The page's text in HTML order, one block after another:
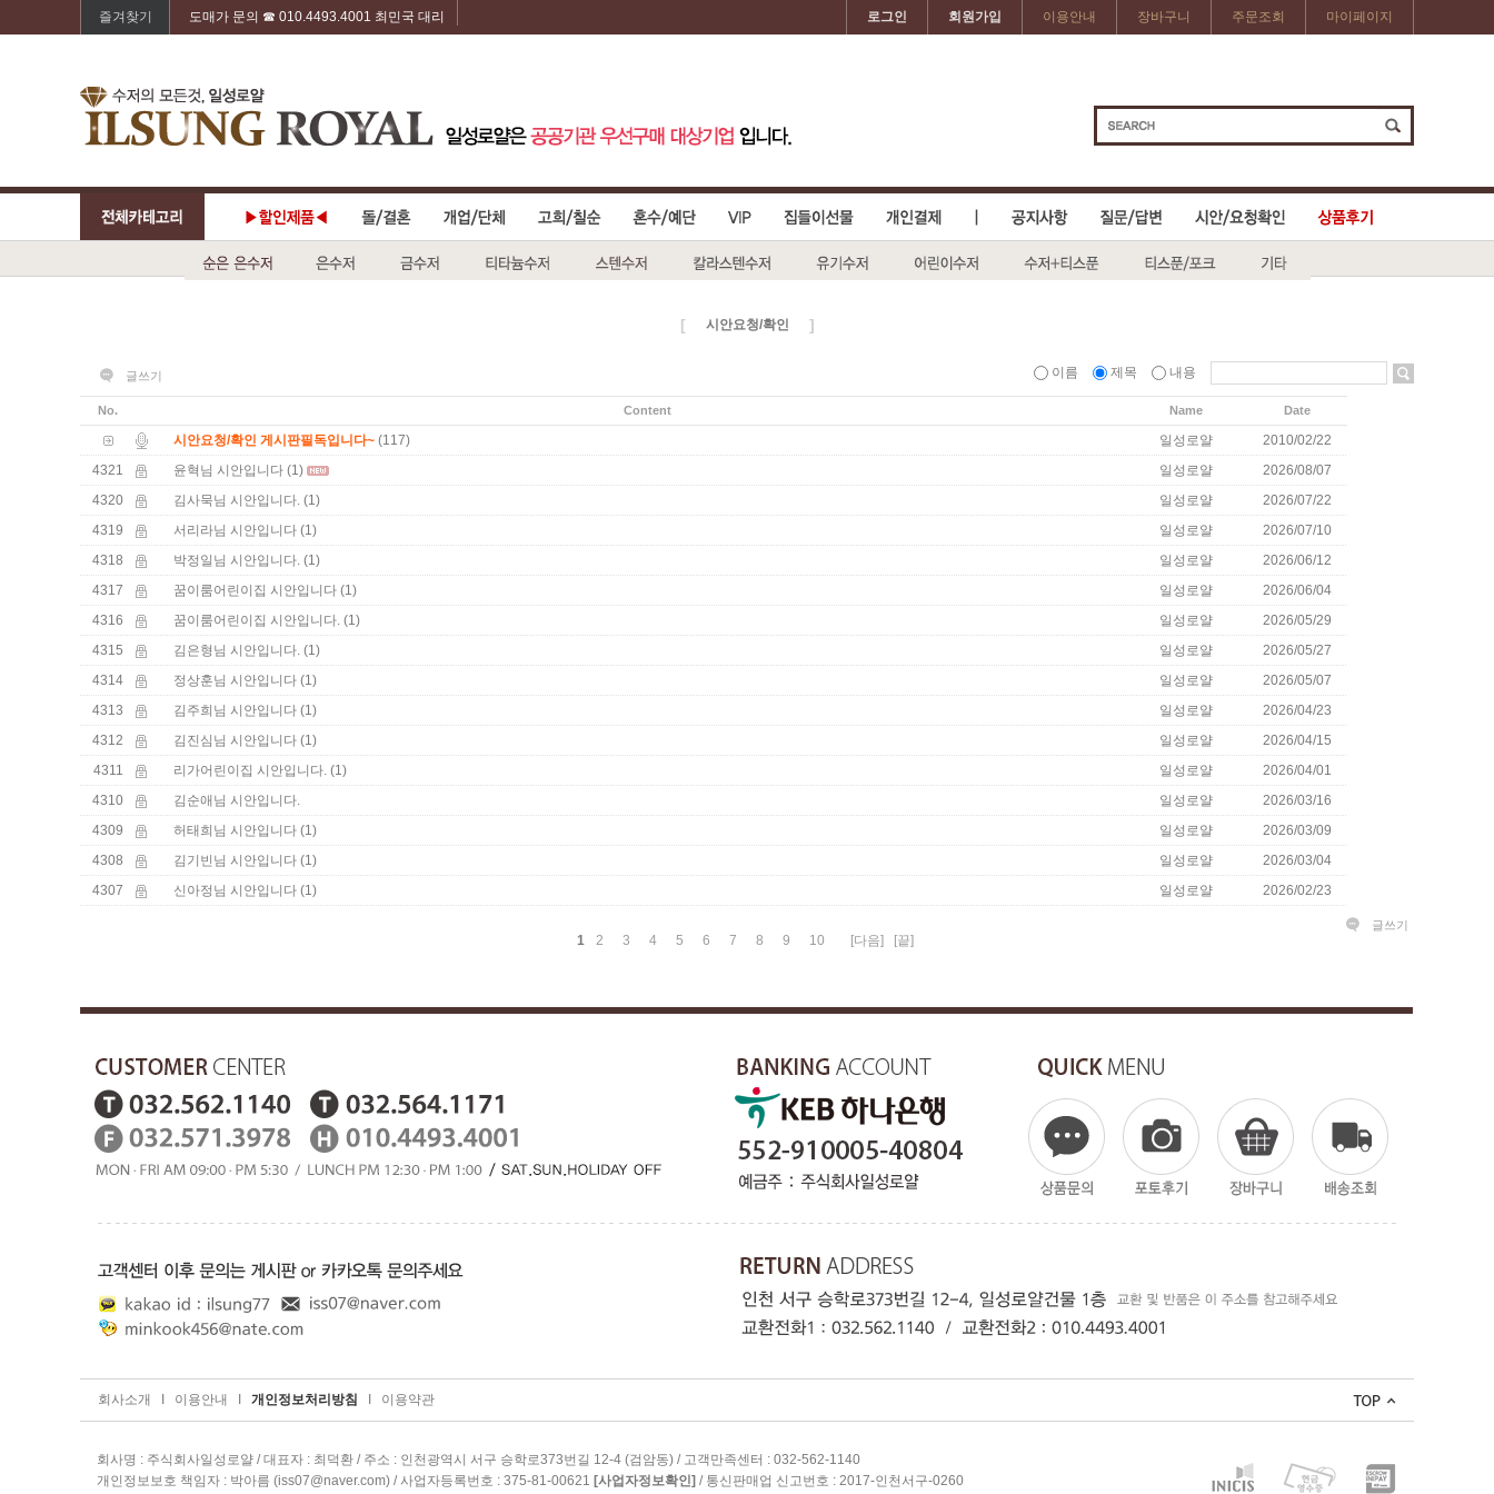
즐겨찾기 도매가 문의 ☎ 010.4493.4001 최민국 대리 로그인 회원가입 이용안내 장바구니 주문조회 마이페이지
[ 시안요청/확인 ]
글쓰기 이름 제목 내용
No. Content Name Date
시안요청/확인 게시판필독입니다~ (117) 일성로얄
2010/02/22
4321
윤혁님 시안입니다 (1) 일성로얄
2026/08/07
4320
김사묵님 시안입니다. (1) 일성로얄
2026/07/22
4319
서리라님 시안입니다 (1) 일성로얄
2026/07/10
4318
박정일님 시안입니다. (1) 일성로얄
2026/06/12
4317
꿈이룸어린이집 시안입니다 (1) 일성로얄
2026/06/04
4316
꿈이룸어린이집 시안입니다. (1) 일성로얄
2026/05/29
4315
김은형님 시안입니다. (1) 일성로얄
2026/05/27
4314
정상훈님 시안입니다 (1) 일성로얄
2026/05/07
4313
김주희님 시안입니다 (1) 일성로얄
2026/04/23
4312
김진심님 시안입니다 (1) 일성로얄
2026/04/15
4311
리가어린이집 시안입니다. (1) 일성로얄
2026/04/01
4310
김순애님 시안입니다. 일성로얄
2026/03/16
4309
허태희님 시안입니다 (1) 일성로얄
2026/03/09
4308
김기빈님 시안입니다 (1) 일성로얄
2026/03/04
4307
신아정님 시안입니다 (1) 일성로얄 2026/02/23
글쓰기
1 2 3 4 5 6 7 8 9 10 [다음] [끝]
회사소개 이용안내 개인정보처리방침 이용약관
회사명 : 주식회사일성로얄 / 대표자 : 최덕환 / 주소 : 인천광역시 서구 승학로373번길 12-4 (검암동) / 고객만족센터 : 032-562-1140
개인정보보호 책임자 : 박아름 (iss07@naver.com) / 사업자등록번호 : 375-81-00621 [사업자정보확인] / 통신판매업 신고번호 : 2017-인천서구-0260